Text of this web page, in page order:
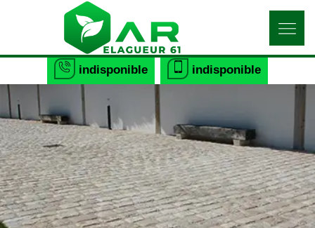
indisponible indisponible